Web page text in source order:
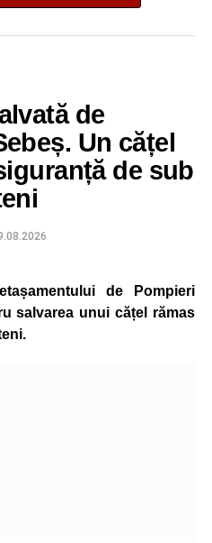
de
Un cățel
de sub
de Pompieri
salvarea unui cățel rămas